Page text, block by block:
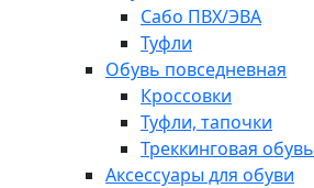
Сабо ПВХ/ЭВА
Туфли
Обувь повседневная
Кроссовки
Туфли, тапочки
Треккинговая обувь
Аксессуары для обуви